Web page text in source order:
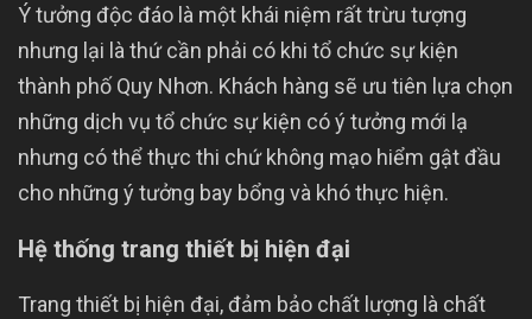
Ý tưởng độc đáo là một khái niệm rất trừu tượng
nhưng lại là thứ cần phải có khi tổ chức sự kiện
thành phố Quy Nhơn. Khách hàng sẽ ưu tiên lựa chọn
những dịch vụ tổ chức sự kiện có ý tưởng mới lạ
nhưng có thể thực thi chứ không mạo hiểm gật đầu
cho những ý tưởng bay bổng và khó thực hiện.
Hệ thống trang thiết bị hiện đại
Trang thiết bị hiện đại, đảm bảo chất lượng là chất